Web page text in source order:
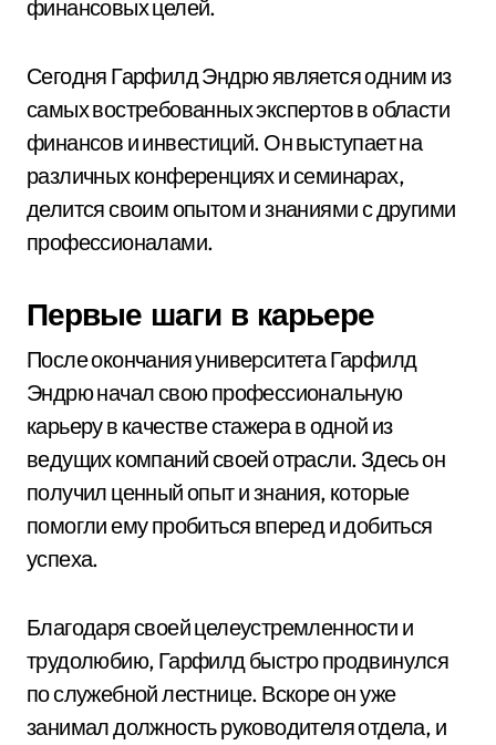
финансовых целей.
Сегодня Гарфилд Эндрю является одним из
самых востребованных экспертов в области
финансов и инвестиций. Он выступает на
различных конференциях и семинарах,
делится своим опытом и знаниями с другими
профессионалами.
Первые шаги в карьере
После окончания университета Гарфилд
Эндрю начал свою профессиональную
карьеру в качестве стажера в одной из
ведущих компаний своей отрасли. Здесь он
получил ценный опыт и знания, которые
помогли ему пробиться вперед и добиться
успеха.
Благодаря своей целеустремленности и
трудолюбию, Гарфилд быстро продвинулся
по служебной лестнице. Вскоре он уже
занимал должность руководителя отдела, и